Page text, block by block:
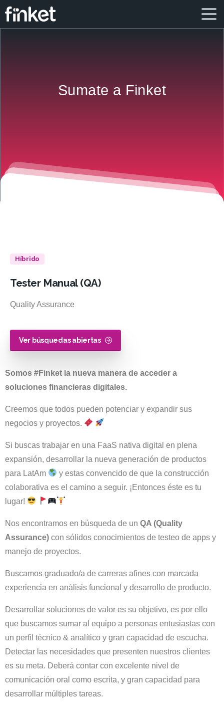
Sumate a Finket
Híbrido
Tester Manual (QA)
Quality Assurance
Ver búsquedas abiertas
Somos #Finket la nueva manera de acceder a
soluciones financieras digitales.
Creemos que todos pueden potenciar y expandir sus
negocios y proyectos.
Si buscas trabajar en una FaaS nativa digital en plena
expansión, desarrollar la nueva generación de productos
para LatAm
y estas convencido de que la construcción
colaborativa es el camino a seguir. ¡Entonces éste es tu
lugar!
Nos encontramos en búsqueda de un QA (Quality
Assurance) con sólidos conocimientos de testeo de apps y
manejo de proyectos.
Buscamos graduado/a de carreras afines con marcada
experiencia en análisis funcional y desarrollo de producto.
Desarrollar soluciones de valor es su objetivo, es por ello
que buscamos sumar al equipo a personas entusiastas con
un perfil técnico & analítico y gran capacidad de escucha.
Detectar las necesidades que presenten nuestros clientes
es su meta. Deberá contar con excelente nivel de
comunicación oral como escrita, y gran capacidad para
desarrollar múltiples tareas.